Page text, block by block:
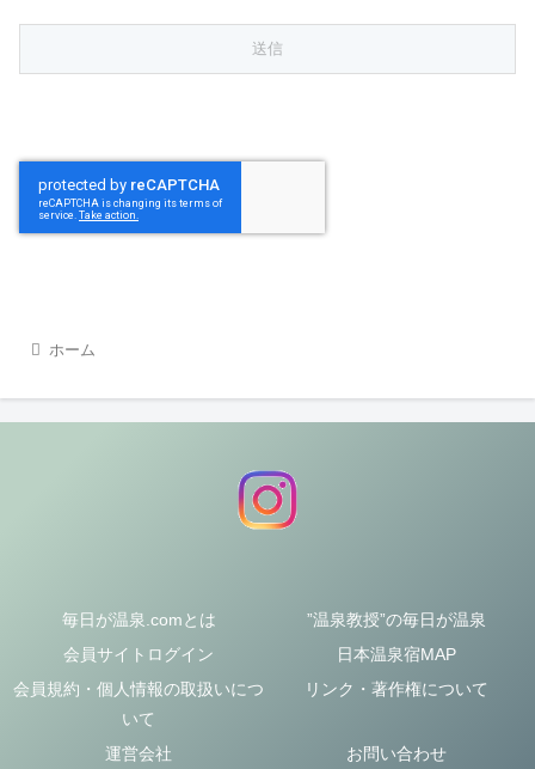
ホーム
毎日が温泉.comとは
”温泉教授”の毎日が温泉
会員サイトログイン
日本温泉宿MAP
会員規約・個人情報の取扱いにつ
いて
リンク・著作権について
運営会社 お問い合わせ